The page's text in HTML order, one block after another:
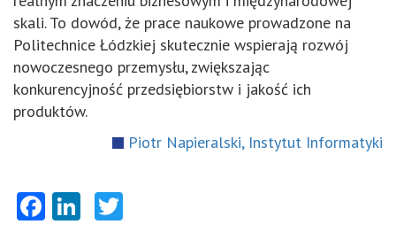
skali. To dowód, że prace naukowe prowadzone na
Politechnice Łódzkiej skutecznie wspierają rozwój
nowoczesnego przemysłu, zwiększając
konkurencyjność przedsiębiorstw i jakość ich
produktów.
Piotr Napieralski, Instytut Informatyki
Facebook
LinkedIn